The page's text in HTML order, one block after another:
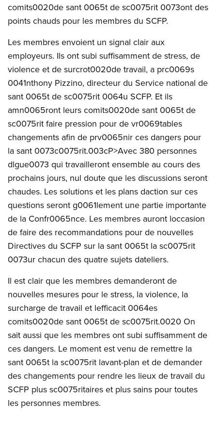
comits0020de sant 0065t de sc0075rit 0073ont des
points chauds pour les membres du SCFP.
Les membres envoient un signal clair aux
employeurs. Ils ont subi suffisamment de stress, de
violence et de surcrot0020de travail, a prc0069s
0041nthony Pizzino, directeur du Service national de
sant 0065t de sc0075rit 0064u SCFP. Et ils
amn0065ront leurs comits0020de sant 0065t de
sc0075rit faire pression pour de vr0069tables
changements afin de prv0065nir ces dangers pour
la sant 0073c0075rit.003cP>Avec 380 personnes
dlgue0073 qui travailleront ensemble au cours des
prochains jours, nul doute que les discussions seront
chaudes. Les solutions et les plans daction sur ces
questions seront g0061lement une partie importante
de la Confr0065nce. Les membres auront loccasion
de faire des recommandations pour de nouvelles
Directives du SCFP sur la sant 0065t la sc0075rit
0073ur chacun des quatre sujets dateliers.
Il est clair que les membres demanderont de
nouvelles mesures pour le stress, la violence, la
surcharge de travail et lefficacit 0064es
comits0020de sant 0065t de sc0075rit.0020 On
sait aussi que les membres ont subi suffisamment de
ces dangers. Le moment est venu de remettre la
sant 0065t la sc0075rit lavant-plan et de demander
des changements pour rendre les lieux de travail du
SCFP plus sc0075ritaires et plus sains pour toutes
les personnes membres.